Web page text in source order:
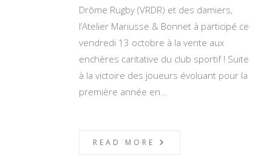
Drôme Rugby (VRDR) et des damiers,
l’Atelier Mariusse & Bonnet à participé ce
vendredi 13 octobre à la vente aux
enchères caritative du club sportif ! Suite
à la victoire des joueurs évoluant pour la
première année en…
READ MORE